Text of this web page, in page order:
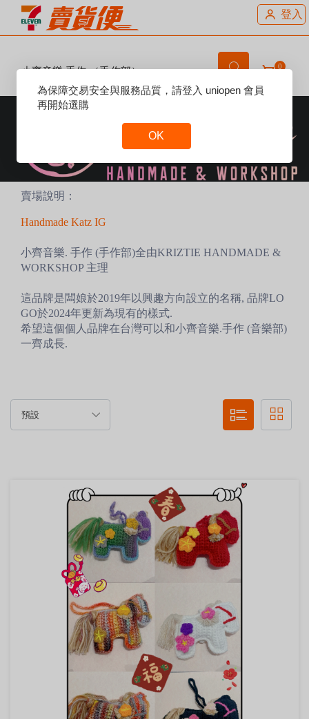
登入
小齊音樂.手作 （手作部） 0
賣場說明：
Handmade Katz IG
小齊音樂. 手作 (手作部)全由KRIZTIE HANDMADE &
WORKSHOP 主理
這品牌是闆娘於2019年以興趣方向設立的名稱, 品牌LO
GO於2024年更新為現有的樣式.
希望這個個人品牌在台灣可以和小齊音樂.手作 (音樂部)
一齊成長.
Reset
Focus
為保障交易安全與服務品質，請登入 uniopen 會員
再開始選購
OK
Focus